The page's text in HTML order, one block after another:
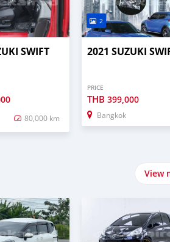
SWIFT
80,000 km
2
2021 SUZUKI
PRICE
THB 399,000
Bangkok
View